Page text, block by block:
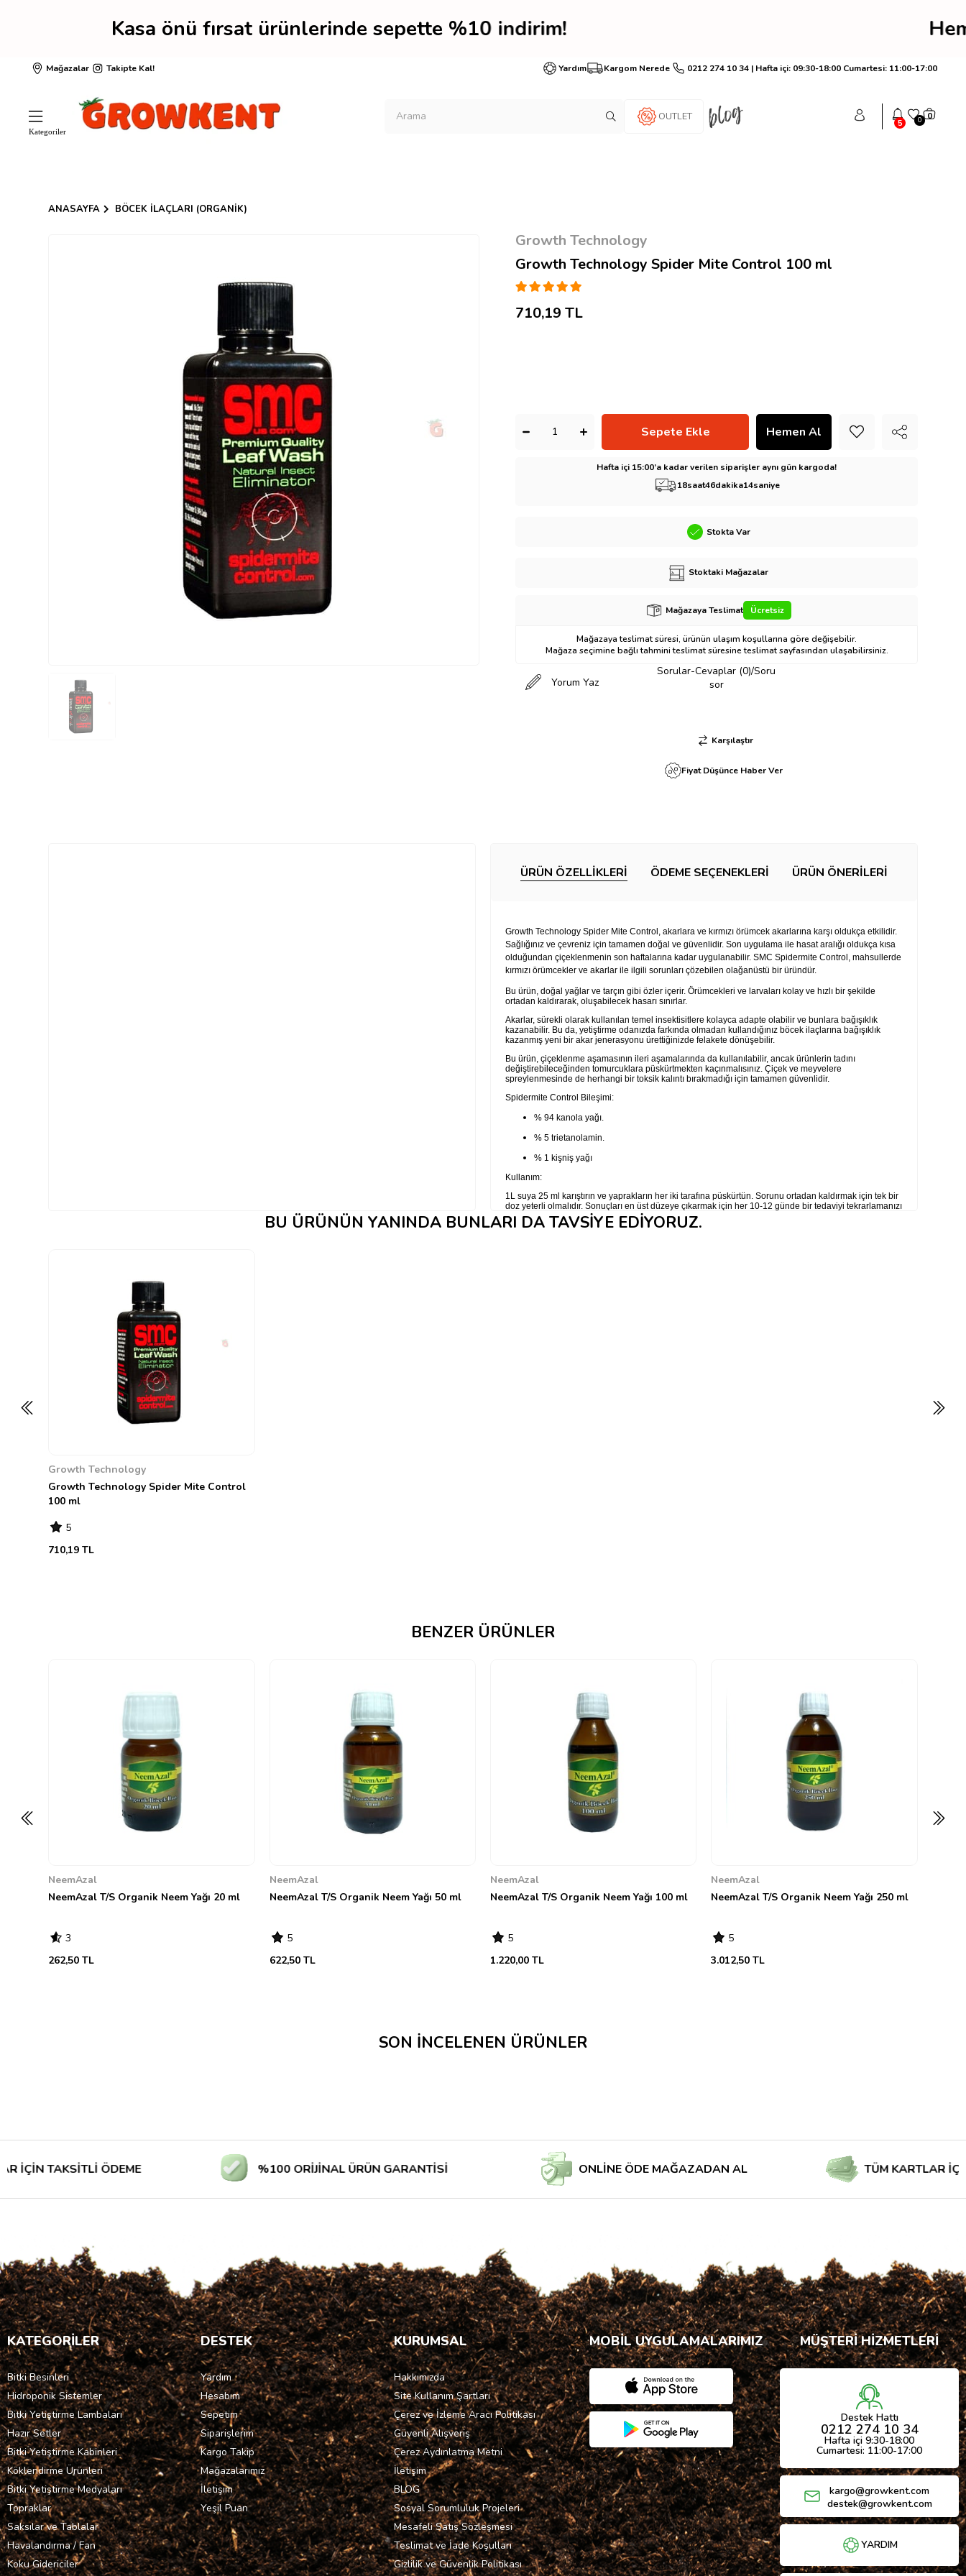
Kasa önü fırsat ürünlerinde sepette %10 indirim! Hemen üye ol
Mağazalar Takipte Kal! Yardım Kargom Nerede 0212 274 10 34 | Hafta içi: 09:30-18:00 Cumartesi: 11:00-17:00
OUTLET
5 0 0
ANASAYFA BÖCEK İLAÇLARI (ORGANIK)
Growth Technology
Growth Technology Spider Mite Control 100 ml
710,19 TL
Hafta içi 15:00’a kadar verilen siparişler aynı gün kargoda!
18saat46dakika13saniye
Stokta Var
Stoktaki Mağazalar
Mağazaya Teslimat Ücretsiz
Mağazaya teslimat süresi, ürünün ulaşım koşullarına göre değişebilir.
Mağaza seçimine bağlı tahmini teslimat süresine teslimat sayfasından ulaşabilirsiniz.
Yorum Yaz
Sorular-Cevaplar (0)/Soru
sor
Karşılaştır
Fiyat Düşünce Haber Ver
ÜRÜN ÖZELLIKLERI ÖDEME SEÇENEKLERI ÜRÜN ÖNERILERI
Growth Technology Spider Mite Control, akarlara ve kırmızı örümcek akarlarına karşı oldukça etkilidir.
Sağlığınız ve çevreniz için tamamen doğal ve güvenlidir. Son uygulama ile hasat aralığı oldukça kısa
olduğundan çiçeklenmenin son haftalarına kadar uygulanabilir. SMC Spidermite Control, mahsullerde
kırmızı örümcekler ve akarlar ile ilgili sorunları çözebilen olağanüstü bir üründür.
Bu ürün, doğal yağlar ve tarçın gibi özler içerir. Örümcekleri ve larvaları kolay ve hızlı bir şekilde
ortadan kaldırarak, oluşabilecek hasarı sınırlar.
Akarlar, sürekli olarak kullanılan temel insektisitlere kolayca adapte olabilir ve bunlara bağışıklık
kazanabilir. Bu da, yetiştirme odanızda farkında olmadan kullandığınız böcek ilaçlarına bağışıklık
kazanmış yeni bir akar jenerasyonu ürettiğinizde felakete dönüşebilir.
Bu ürün, çiçeklenme aşamasının ileri aşamalarında da kullanılabilir, ancak ürünlerin tadını
değiştirebileceğinden tomurcuklara püskürtmekten kaçınmalısınız. Çiçek ve meyvelere
spreylenmesinde de herhangi bir toksik kalıntı bırakmadığı için tamamen güvenlidir.
Spidermite Control Bileşimi:
% 94 kanola yağı.
% 5 trietanolamin.
% 1 kişniş yağı
Kullanım:
1L suya 25 ml karıştırın ve yaprakların her iki tarafına püskürtün. Sorunu ortadan kaldırmak için tek bir
doz yeterli olmalıdır. Sonuçları en üst düzeye çıkarmak için her 10-12 günde bir tedaviyi tekrarlamanızı
öneririz. Yeni akarlar görürseniz işlemi 10 gün sonra tekrarlayın.
BU ÜRÜNÜN YANINDA BUNLARI DA TAVSIYE EDIYORUZ.
Growth Technology
Growth Technology Spider Mite Control
100 ml
5
710,19 TL
BENZER ÜRÜNLER
NeemAzal
NeemAzal T/S Organik Neem Yağı 20 ml
3
262,50 TL
NeemAzal
NeemAzal T/S Organik Neem Yağı 50 ml
5
622,50 TL
NeemAzal
NeemAzal T/S Organik Neem Yağı 100 ml
5
1.220,00 TL
NeemAzal
NeemAzal T/S Organik Neem Yağı 250 ml
5
3.012,50 TL
179,78
SON İNCELENEN ÜRÜNLER
ÖDEME %100 ORİJİNAL ÜRÜN GARANTİSİ ONLİNE ÖDE MAĞAZADAN AL TÜM KARTLAR İÇİN
KATEGORİLER
Bitki Besinleri
Hidroponik Sistemler
Bitki Yetiştirme Lambaları
Hazır Setler
Bitki Yetiştirme Kabinleri
Köklendirme Ürünleri
Bitki Yetiştirme Medyaları
Topraklar
Saksılar ve Tablalar
Havalandırma / Fan
Koku Gidericiler
DESTEK
Yardım
Hesabım
Sepetim
Siparişlerim
Kargo Takip
Mağazalarımız
İletişim
Yeşil Puan
KURUMSAL
Hakkımızda
Site Kullanım Şartları
Çerez ve İzleme Aracı Politikası
Güvenli Alışveriş
Çerez Aydınlatma Metni
İletişim
BLOG
Sosyal Sorumluluk Projeleri
Mesafeli Satış Sözleşmesi
Teslimat ve İade Koşulları
Gizlilik ve Güvenlik Politikası
MOBİL UYGULAMALARIMIZ MÜŞTERİ HİZMETLERİ
Destek Hattı
0212 274 10 34
Hafta içi 9:30-18:00
Cumartesi: 11:00-17:00
kargo@growkent.com
destek@growkent.com
YARDIM